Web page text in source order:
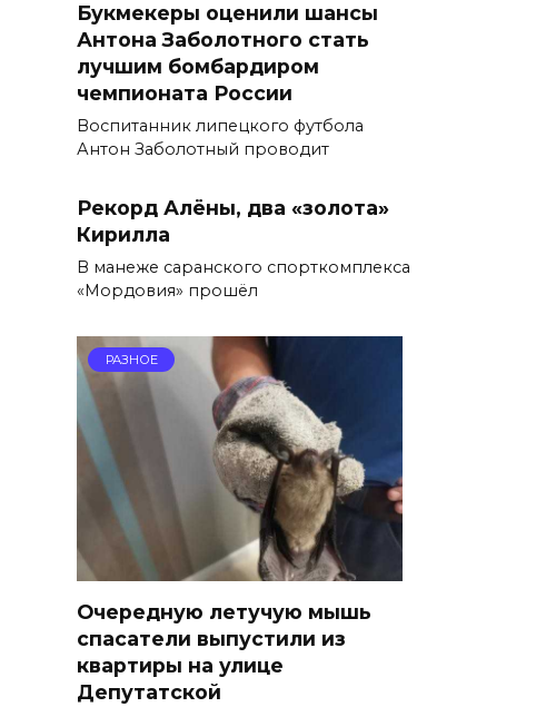
Букмекеры оценили шансы
Антона Заболотного стать
лучшим бомбардиром
чемпионата России
Воспитанник липецкого футбола
Антон Заболотный проводит
Рекорд Алёны, два «золота»
Кирилла
В манеже саранского спорткомплекса
«Мордовия» прошёл
РАЗНОЕ
Очередную летучую мышь
спасатели выпустили из
квартиры на улице
Депутатской